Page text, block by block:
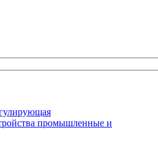
промышленные и